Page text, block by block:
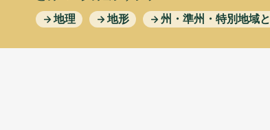
地理
地形 州 ・ 準州 ・ 特別地域と